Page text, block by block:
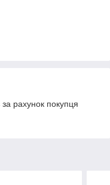
рахунок покупця